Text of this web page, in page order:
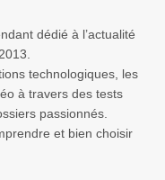
dédié à l’actualité
technologiques, les
à travers des tests
passionnés.
et bien choisir